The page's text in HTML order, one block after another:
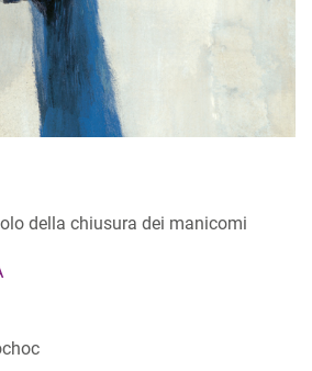
della chiusura dei manicomi